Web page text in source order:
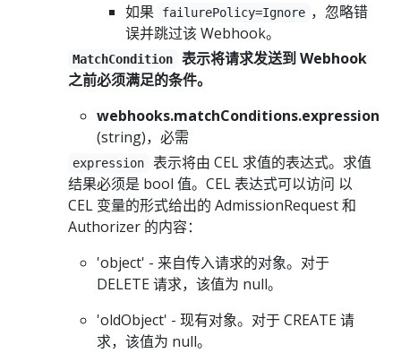
如果
failurePolicy=Ignore ，忽略错
误并跳过该 Webhook。
MatchCondition
表示将请求发送到 Webhook
之前必须满足的条件。
webhooks.matchConditions.expression
(string)，必需
expression
表示将由 CEL 求值的表达式。求值
结果必须是 bool 值。CEL 表达式可以访问 以
CEL 变量的形式给出的 AdmissionRequest 和
Authorizer 的内容：
'object' - 来自传入请求的对象。对于
DELETE 请求，该值为 null。
'oldObject' - 现有对象。对于 CREATE 请
求，该值为 null。